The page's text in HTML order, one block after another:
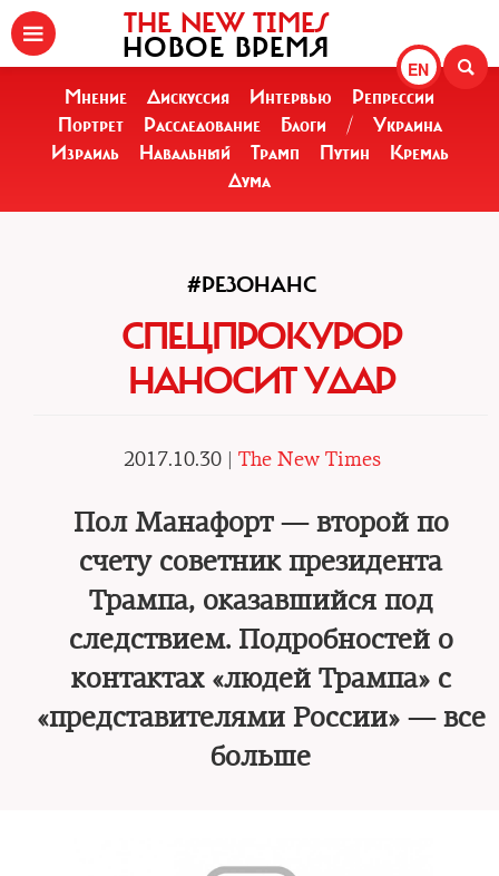
EN
THE NEW TIMES
НОВОЕ ВРЕМЯ
Мнение Дискуссия Интервью
Репрессии
Портрет
Расследование Блоги /
Украина
Израиль
Навальный Трамп Путин
Кремль
Дума
#РЕЗОНАНС
СПЕЦПРОКУРОР
НАНОСИТ УДАР
2017.10.30 | The New Times
Пол Манафорт — второй по
счету советник президента
Трампа, оказавшийся под
следствием. Подробностей о
контактах «людей Трампа» с
«представителями России» — все
больше